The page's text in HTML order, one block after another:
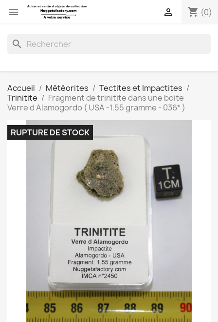
 shopping_cart (0)

search
Accueil Météorites
Tectites et Impactites
Trinitite
Fragment de trinitite dans une boite -
Verre d Alamogordo ( USA -1.55 gramme - 036* )
RUPTURE DE STOCK